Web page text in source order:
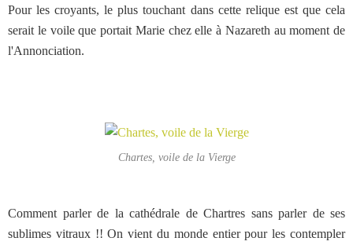
Pour les croyants, le plus touchant dans cette relique est que cela
serait le voile que portait Marie chez elle à Nazareth au moment de
l'Annonciation.
Chartes, voile de la Vierge
Comment parler de la cathédrale de Chartres sans parler de ses
sublimes vitraux !! On vient du monde entier pour les contempler